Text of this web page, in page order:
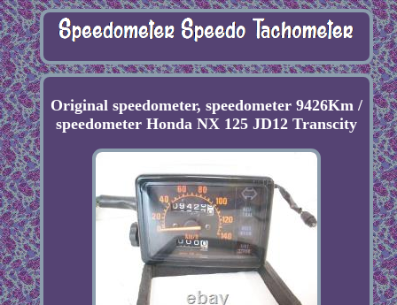
Original speedometer, speedometer 9426Km /
speedometer Honda NX 125 JD12 Transcity